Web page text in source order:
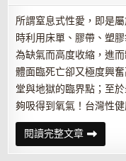
所謂窒息式性愛，即是
時利用床單、膠帶、塑
為缺氣而高度收縮，進
體面臨死亡卻又極度興
堂與地獄的臨界點；至
夠吸得到氧氣！台灣性
閱讀完整文章窒
息
式